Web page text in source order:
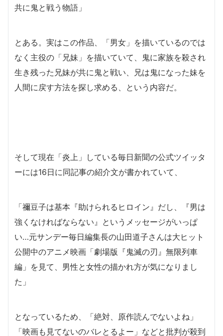
共に鬼と戦う物語」
とある。実はこの作品、「男女」を描いているのでは
なく主役の「兄妹」を描いていて、鬼に家族を殺され
生き残った兄妹が共に鬼と戦い、兄は鬼になった妹を
人間に戻す方法を探し求める、という内容だ。
そして現在「炎上」している毎日新聞の公式ツイッタ
ーには16日に同記事の紹介文が書かれていて、
「禰豆子は基本『助けられるヒロイン』だし、『男は
強くなければならない』というメッセージがいっぱ
い…元サンデー毎日編集長の山田道子さんは大ヒット
公開中のアニメ映画「劇場版『鬼滅の刃』無限列車
編」を見て、男性と女性の描かれ方が気になりまし
た」
となっているため、「絶対、原作読んでないよね」
「映画も見てないのバレとるよー」などと批判が殺到